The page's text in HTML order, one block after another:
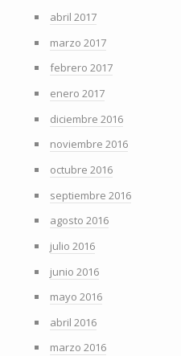
abril 2017
marzo 2017
febrero 2017
enero 2017
diciembre 2016
noviembre 2016
octubre 2016
septiembre 2016
agosto 2016
julio 2016
junio 2016
mayo 2016
abril 2016
marzo 2016